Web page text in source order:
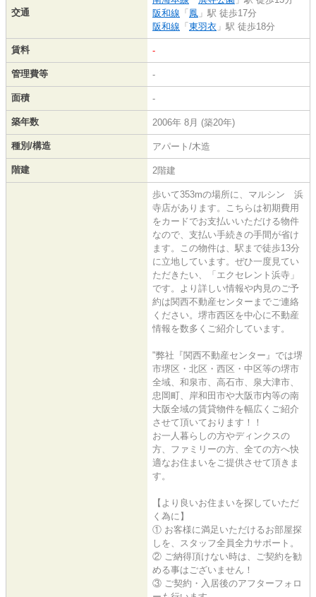
交通
阪和線 「 鳳 」駅 徒歩17分
阪和線 「 東羽衣 」駅 徒歩18分
賃料 -
管理費等 -
面積 -
築年数 2006年 8月 (築20年)
種別/構造 アパート/木造
階建 2階建
歩いて353mの場所に、マルシン 浜
寺店があります。こちらは初期費用
をカードでお支払いいただける物件
なので、支払い手続きの手間が省け
ます。この物件は、駅まで徒歩13分
に立地しています。ぜひ一度見てい
ただきたい、「エクセレント浜寺」
です。より詳しい情報や内見のご予
約は関西不動産センターまでご連絡
ください。堺市西区を中心に不動産
情報を数多くご紹介しています。
"弊社『関西不動産センター』では堺
市堺区・北区・西区・中区等の堺市
全域、和泉市、高石市、泉大津市、
忠岡町、岸和田市や大阪市内等の南
大阪全域の賃貸物件を幅広くご紹介
させて頂いております！！
お一人暮らしの方やディンクスの
方、ファミリーの方、全ての方へ快
適なお住まいをご提供させて頂きま
す。
【より良いお住まいを探していただ
く為に】
① お客様に満足いただけるお部屋探
しを、スタッフ全員全力サポート。
② ご納得頂けない時は、ご契約を勧
める事はございません！
③ ご契約・入居後のアフターフォロ